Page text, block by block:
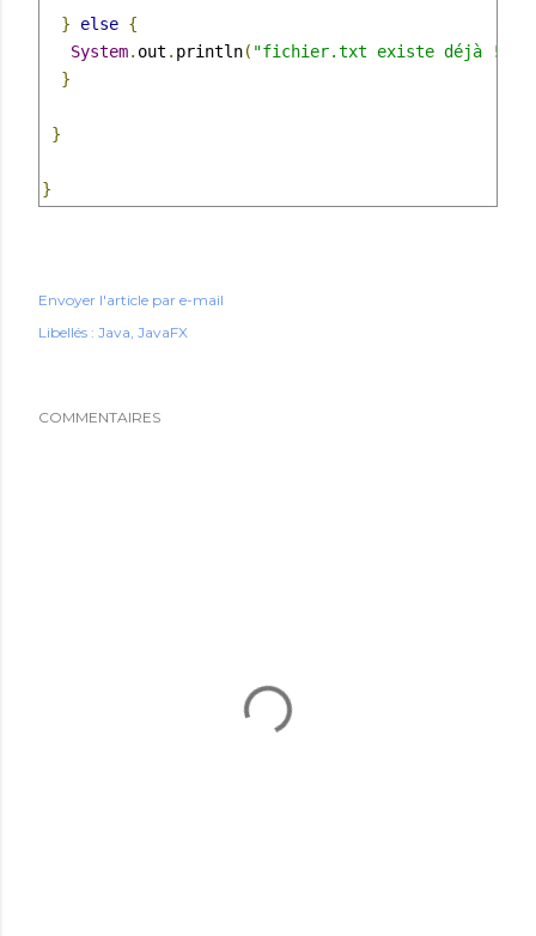
} else {
System. out . println( "fichier.txt existe déjà !"
}
}
}
Envoyer l'article par e-mail
Libellés : Java JavaFX
COMMENTAIRES